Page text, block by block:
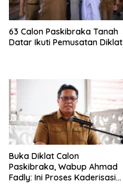
63 Calon Paskibraka Tanah
Datar Ikuti Pemusatan Diklat
Buka Diklat Calon
Paskibraka, Wabup Ahmad
Fadly: Ini Proses Kaderisasi